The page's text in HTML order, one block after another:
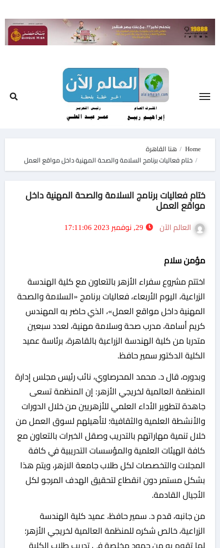
to
content
Home
هنا القاهرة
ختام فعاليات برنامج السلامة والصحة المهنية داخل مواقع العمل
ختام فعاليات برنامج السلامة والصحة المهنية داخل
مواقع العمل
العالم الآن
مؤمن سلام
اختتم مشروع سفراء الأزهر بالتعاون مع كلية الهندسة
الزراعية، اليوم الأربعاء، فعاليات برنامج «السلامة والصحة
المهنية داخل مواقع العمل»، الذي حاضر به المهندس
كريم أسامة، مدرب صحة وسلامة مهنية، لعدد سبعين
متدربا من كلية الهندسة الزراعية بالقاهرة، برئاسة عميد
الكلية الدكتور سمير حافظ.
وبدوره، قال د. محمد المحرصاوي، نائب رئيس مجلس إدارة
المنظمة العالمية لخريجي الأزهر: إن المنظمة تسعى
جاهدة لتطوير الأداء العلمي للأزهريين من خلال الدورات
والأنشطة العلمية والثقافية؛ لتأهيلهم لسوق العمل من
خلال تنمية مهاراتهم بالتدريب وصقل الخبرات بالتعاون مع
كافة الهيئات العلمية والمؤسسات التدريبية في كافة
المجلات والتخصصات لكل طلاب جامعة الازهر، ويتم هذا
بشكل مستمر دون انقطاع لتحقيق الهدف المرجو لكل
الأجيال القادمة.
من جانبه، قدم د. سمير حافظ، عميد كلية الهندسة
الزراعية، خالص شكره للمنظمة العالمية لخريجي الأزهر؛
لما تقوم به من جهود مخلصة في تدريب طلاب الكلية